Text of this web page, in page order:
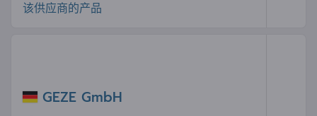
该供应商的产品
GEZE GmbH